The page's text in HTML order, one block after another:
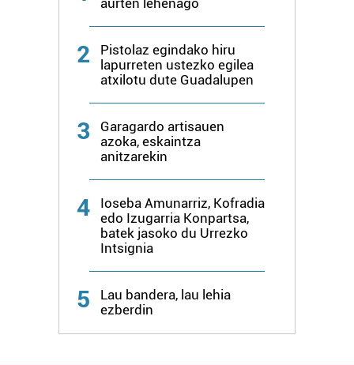
aurten lehenago
2
Pistolaz egindako hiru
lapurreten ustezko egilea
atxilotu dute Guadalupen
3
Garagardo artisauen
azoka, eskaintza
anitzarekin
4
Ioseba Amunarriz, Kofradia
edo Izugarria Konpartsa,
batek jasoko du Urrezko
Intsignia
5
Lau bandera, lau lehia
ezberdin